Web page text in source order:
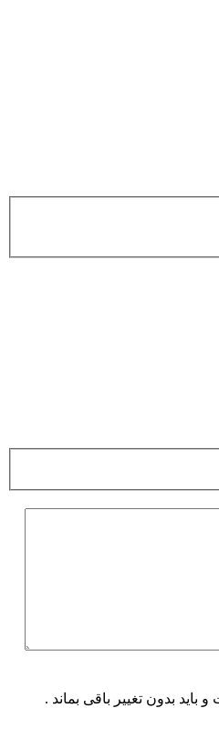
باید بدون تغییر باقی بماند .